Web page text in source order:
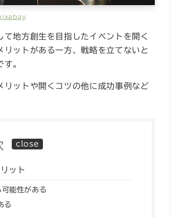
地方創生を目指したイベントを開く
ットがある一方、戦略を立てないと
。
ットや開くコツの他に成功事例など
ット
能性がある
る